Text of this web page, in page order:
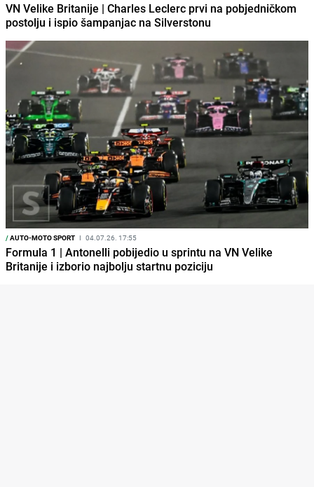
VN Velike Britanije | Charles Leclerc prvi na pobjedničkom
postolju i ispio šampanjac na Silverstonu
/AUTO-MOTO SPORT I 04.07.26. 17:55
Formula 1 | Antonelli pobijedio u sprintu na VN Velike
Britanije i izborio najbolju startnu poziciju